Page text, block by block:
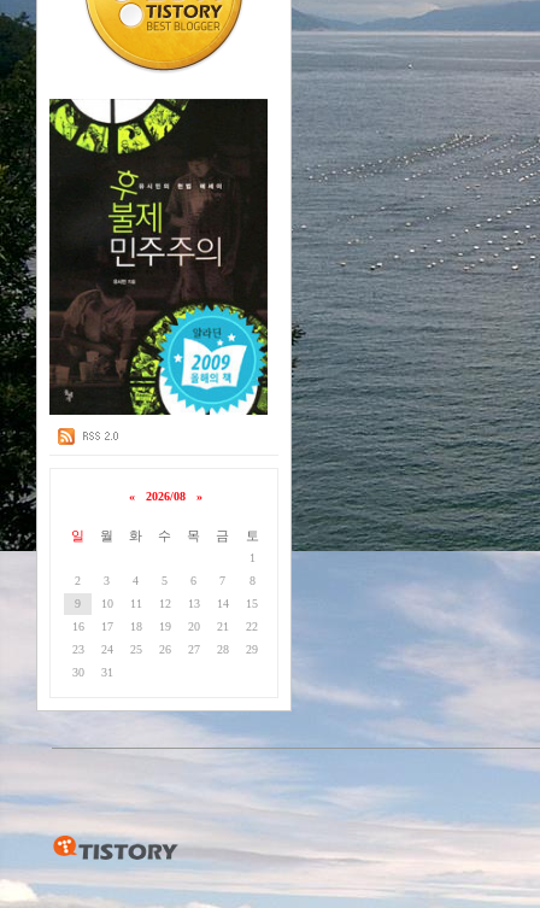
« 2026/08 »
일 월 화 수 목 금 토
1
2
3 4 5 6 7
8
9
10 11 12 13 14
15
16
17 18 19 20 21
22
23
24 25 26 27 28
29
30
31